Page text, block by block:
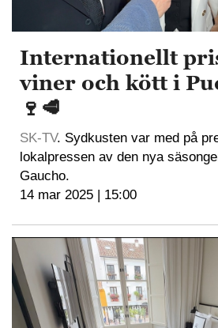
Internationellt
viner och kött i
🍷🥩
SK-TV. Sydkusten var med på
lokalpressen av den nya
Gaucho.
14 mar 2025 | 15:00